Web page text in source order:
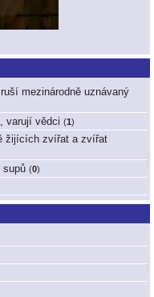
mezinárodně uznávaný
varují vědci (1)
žijících zvířat a zvířat
supů (0)